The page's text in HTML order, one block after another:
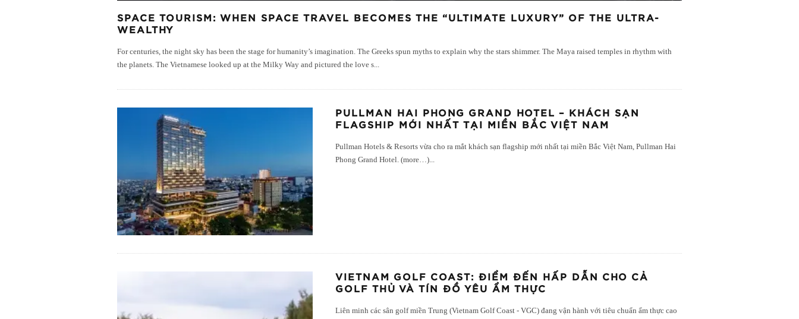
SPACE TOURISM: WHEN SPACE TRAVEL BECOMES THE “ULTIMATE LUXURY” OF THE ULTRA-
WEALTHY
For centuries, the night sky has been the stage for humanity’s imagination. The Greeks spun myths to explain why the stars shimmer. The Maya raised temples in rhythm with
the planets. The Vietnamese looked up at the Milky Way and pictured the love s...
PULLMAN HAI PHONG GRAND HOTEL – KHÁCH SẠN
FLAGSHIP MỚI NHẤT TẠI MIỀN BẮC VIỆT NAM
Pullman Hotels & Resorts vừa cho ra mắt khách sạn flagship mới nhất tại miền Bắc Việt Nam, Pullman Hai
Phong Grand Hotel. (more…)...
VIETNAM GOLF COAST: ĐIỂM ĐẾN HẤP DẪN CHO CẢ
GOLF THỦ VÀ TÍN ĐỒ YÊU ẨM THỰC
Liên minh các sân golf miền Trung (Vietnam Golf Coast - VGC) đang vận hành với tiêu chuẩn ẩm thực cao